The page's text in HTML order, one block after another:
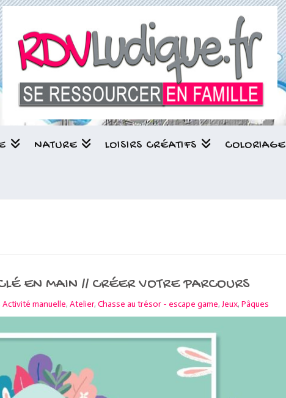
NATURE LOISIRS CRÉATIFS COLORIAGE
EN MAIN // CRÉER VOTRE PARCOURS
Activité manuelle,Atelier,Chasse au trésor - escape game,Jeux,Pâques